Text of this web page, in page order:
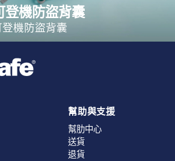
登機防盜背囊
登機防盜背囊
幫助與支援
幫肋中心
送貨
退貨